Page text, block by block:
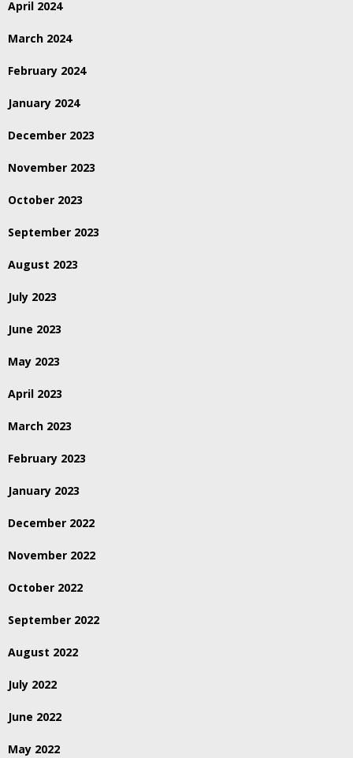
April 2024
March 2024
February 2024
January 2024
December 2023
November 2023
October 2023
September 2023
August 2023
July 2023
June 2023
May 2023
April 2023
March 2023
February 2023
January 2023
December 2022
November 2022
October 2022
September 2022
August 2022
July 2022
June 2022
May 2022